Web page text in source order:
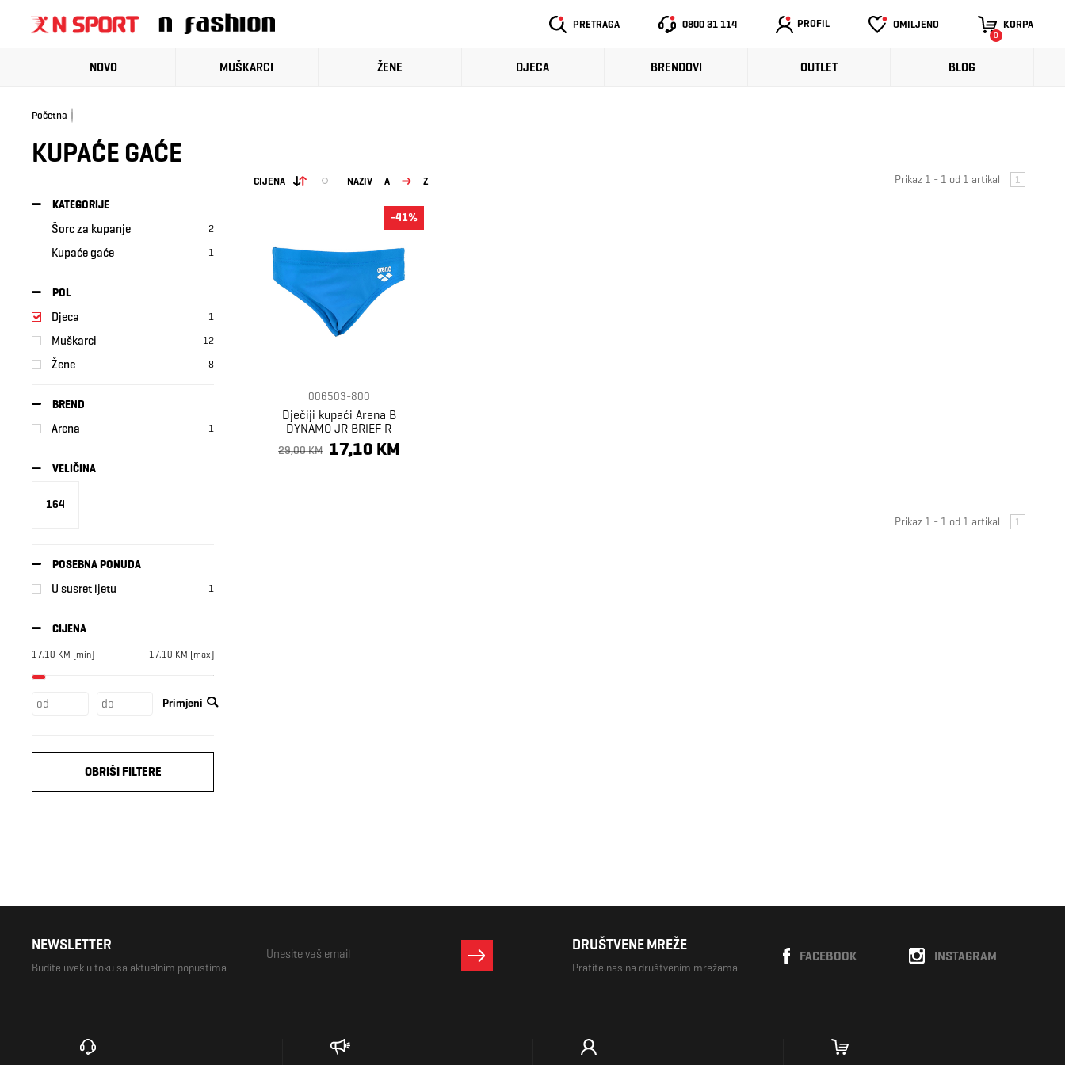
PRETRAGA 0800 31 114 PROFIL OMILJENO KORPA
0
NOVO MUŠKARCI ŽENE DJECA BRENDOVI OUTLET BLOG
Početna
KUPAĆE GAĆE
KATEGORIJE
Šorc za kupanje 2
Kupaće gaće 1
POL
Djeca 1
Muškarci 12
Žene 8
BREND
Arena 1
VELIČINA
164
POSEBNA PONUDA
U susret ljetu 1
CIJENA
17,10 KM [min] 17,10 KM [max]
Primjeni
OBRIŠI FILTERE
CIJENA NAZIV A Z Prikaz 1 - 1 od 1 artikal 1
006503-800
Dječiji kupaći Arena B
DYNAMO JR BRIEF R
29,00 KM 17,10 KM
-41%
Prikaz 1 - 1 od 1 artikal 1
NEWSLETTER
Budite uvek u toku sa aktuelnim popustima
DRUŠTVENE MREŽE
Pratite nas na društvenim mrežama
INSTAGRAM
FACEBOOK